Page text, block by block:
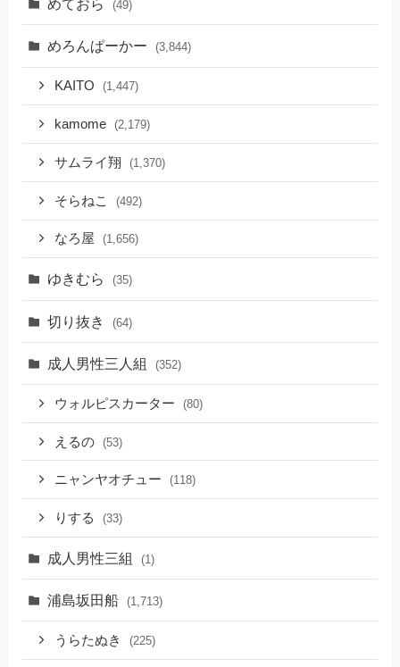
めておら (49)
めろんぱーかー (3,844)
KAITO (1,447)
kamome (2,179)
サムライ翔 (1,370)
そらねこ (492)
なろ屋 (1,656)
ゆきむら (35)
切り抜き (64)
成人男性三人組 (352)
ウォルピスカーター (80)
えるの (53)
ニャンヤオチュー (118)
りする (33)
成人男性三組 (1)
浦島坂田船 (1,713)
うらたぬき (225)